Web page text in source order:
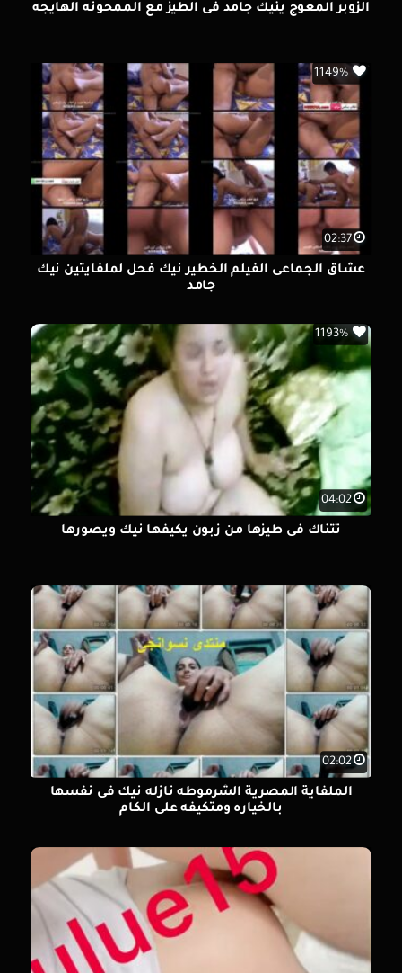
الزوبر المعوج ينيك جامد فى الطيز مع الممحونه الهايجه
02:37
1149%
عشاق الجماعى الفيلم الخطير نيك فحل لملفايتين نيك
جامد
04:02
1193%
تتناك فى طيزها من زبون يكيفها نيك ويصورها
02:02
الملفاية المصرية الشرموطه نازله نيك فى نفسها
بالخياره ومتكيفه على الكام